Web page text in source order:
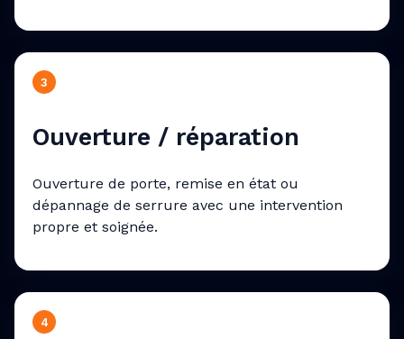
3
Ouverture / réparation
Ouverture de porte, remise en état ou
dépannage de serrure avec une intervention
propre et soignée.
4